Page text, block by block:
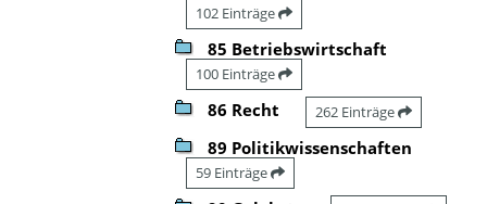
102 Einträge
85 Betriebswirtschaft
100 Einträge
86 Recht 262 Einträge
89 Politikwissenschaften
59 Einträge